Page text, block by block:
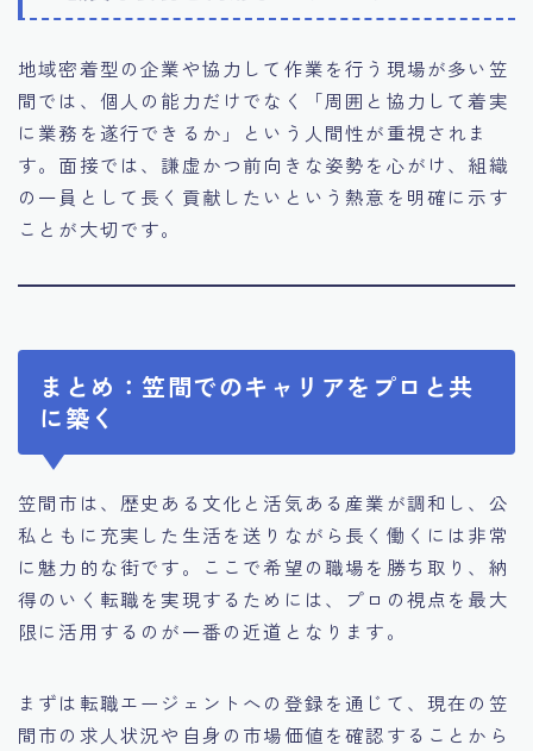
地域密着型の企業や協力して作業を行う現場が多い笠
間では、個人の能力だけでなく「周囲と協力して着実
に業務を遂行できるか」という人間性が重視されま
す。面接では、謙虚かつ前向きな姿勢を心がけ、組織
の一員として長く貢献したいという熱意を明確に示す
ことが大切です。
まとめ：笠間でのキャリアをプロと共
に築く
笠間市は、歴史ある文化と活気ある産業が調和し、公
私ともに充実した生活を送りながら長く働くには非常
に魅力的な街です。ここで希望の職場を勝ち取り、納
得のいく転職を実現するためには、プロの視点を最大
限に活用するのが一番の近道となります。
まずは転職エージェントへの登録を通じて、現在の笠
間市の求人状況や自身の市場価値を確認することから